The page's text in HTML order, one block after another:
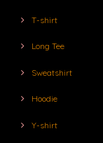
T-shirt
Long Tee
Sweatshirt
Hoodie
Y-shirt